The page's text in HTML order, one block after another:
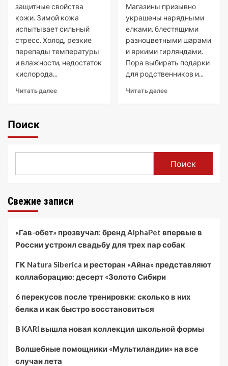
защитные свойства
кожи. Зимой кожа
испытывает сильный
стресс. Холод, резкие
перепады температуры
и влажности, недостаток
кислорода...
Читать далее
Магазины призывно
украшены нарядными
елками, блестящими
разноцветными шарами
и яркими гирляндами.
Пора выбирать подарки
для родственников и...
Читать далее
Поиск
Поиск
Свежие записи
«Гав-обет» прозвучал: бренд AlphaPet впервые в
России устроил свадьбу для трех пар собак
ГК Natura Siberica и ресторан «Айна» представляют
коллаборацию: десерт «Золото Сибири
6 перекусов после тренировки: сколько в них
белка и как быстро восстановиться
В KARI вышла новая коллекция школьной формы
Волшебные помощники «Мультиландии» на все
случаи лета